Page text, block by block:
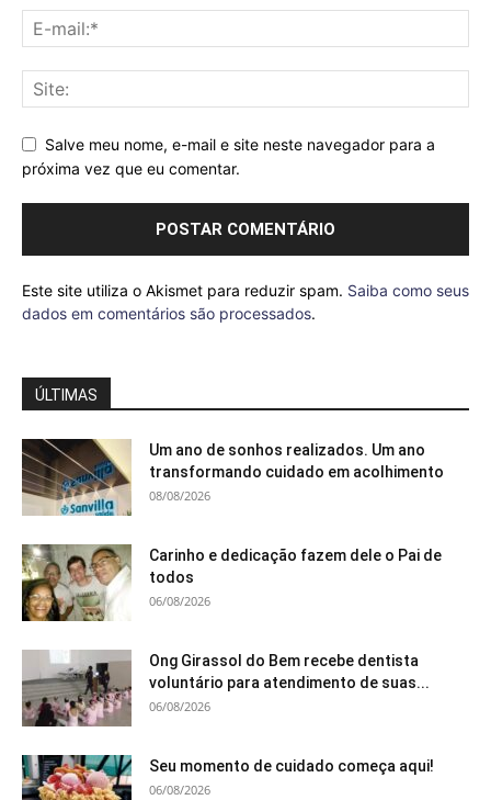
Salve meu nome, e-mail e site neste navegador para a
próxima vez que eu comentar.
Este site utiliza o Akismet para reduzir spam. Saiba como seus
dados em comentários são processados.
ÚLTIMAS
Um ano de sonhos realizados. Um ano
transformando cuidado em acolhimento
08/08/2026
Carinho e dedicação fazem dele o Pai de
todos
06/08/2026
Ong Girassol do Bem recebe dentista
voluntário para atendimento de suas...
06/08/2026
Seu momento de cuidado começa aqui!
06/08/2026